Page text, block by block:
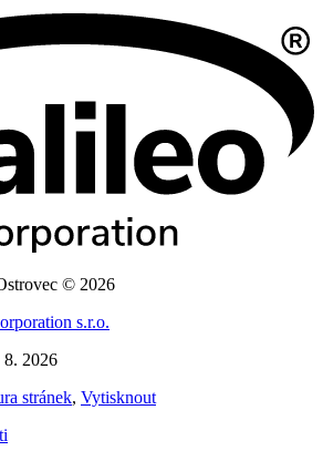
© 2026
s.r.o.
8. 2026
stránek, Vytisknout